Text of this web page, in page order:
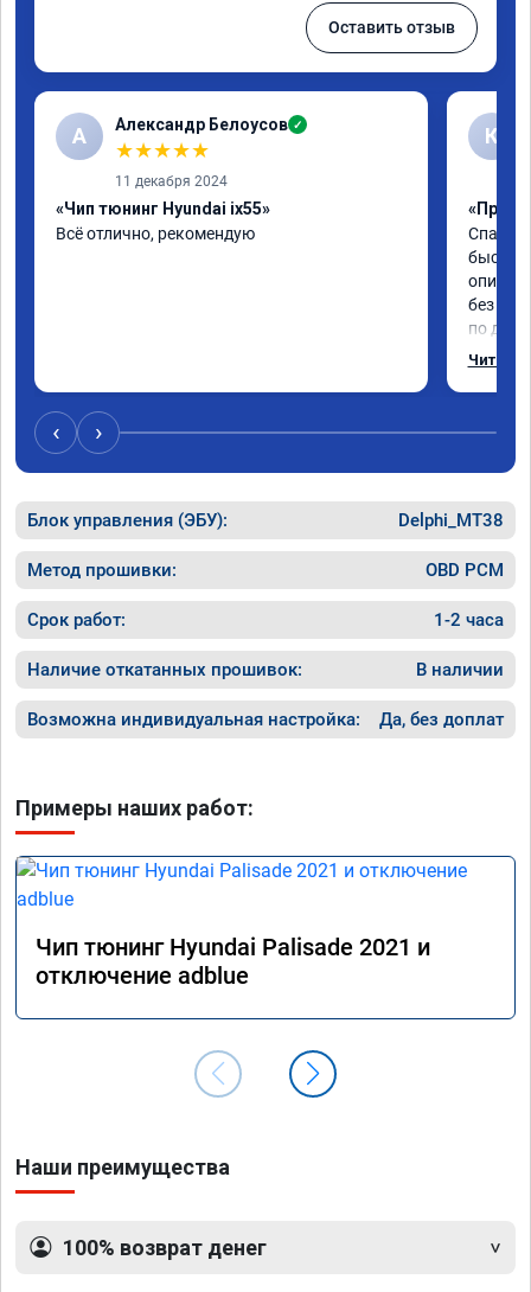
Оставить отзыв
А Александр Белоусов ✓
★★★★★
11 декабря 2024
«Чип тюнинг Hyundai ix55»
Всё отлично, рекомендую
К
быстро
без
по
Читать
‹ ›
Блок управления (ЭБУ): Delphi_MT38
Метод прошивки: OBD PCM
Срок работ: 1-2 часа
Наличие откатанных прошивок: В наличии
Возможна индивидуальная настройка: Да, без доплат
Примеры наших работ:
Чип тюнинг Hyundai Palisade 2021 и
отключение adblue
Наши преимущества
100% возврат денег